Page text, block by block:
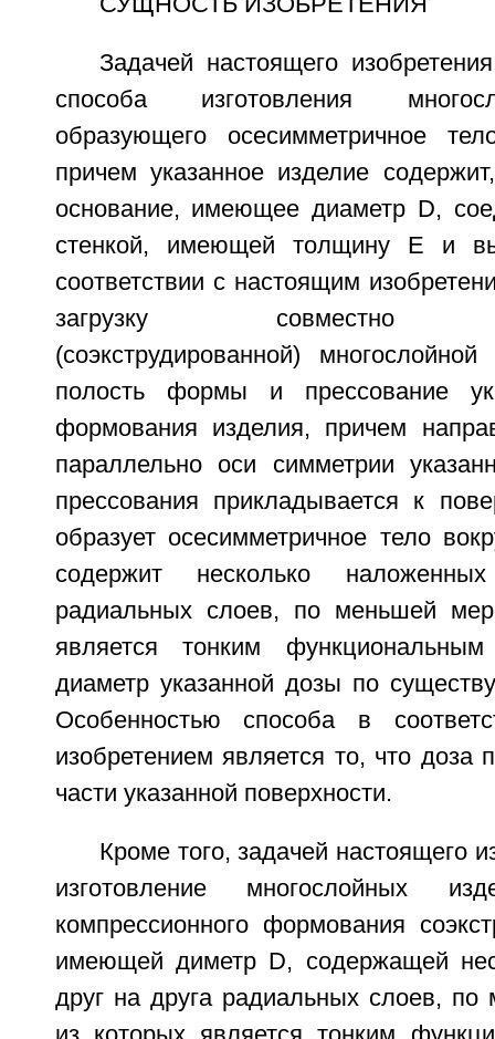
Задачей настоящего
способа изготовления
образующего осесимметричное
причем указанное изделие
основание, имеющее диаметр D,
стенкой, имеющей толщину Е и
соответствии с настоящим
загрузку совместно
(соэкструдированной)
полость формы и прессование
формования изделия, причем
параллельно оси симметрии
прессования прикладывается к
образует осесимметричное тело
содержит несколько
радиальных слоев, по меньшей
является тонким
диаметр указанной дозы по
Особенностью способа в
изобретением является то, что доза
части указанной поверхности.
Кроме того, задачей настоящего
изготовление многослойных
компрессионного формования
имеющей диметр D, содержащей
друг на друга радиальных слоев,